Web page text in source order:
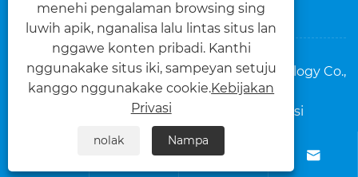
 
Hak Cipta © 2025 Foshan Dasi Metal Technology Co.,
Ltd. Kabeh Hak Dilindungi.
SitemapRSSXML Kebijakan Privasi
menehi pengalaman browsing sing
luwih apik, nganalisa lalu lintas situs lan
nggawe konten pribadi. Kanthi
nggunakake situs iki, sampeyan setuju
kanggo nggunakake cookie.Kebijakan
Privasi
nolak Nampa